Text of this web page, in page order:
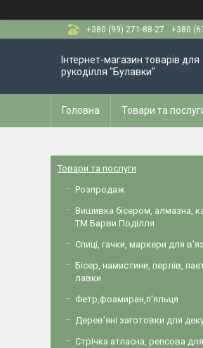
+380 (99) 271-88-27
+380
Інтернет-магазин товарів для
рукоділля "Булавки"
Головна Товари та
Товари та послуги
Розпродаж
Вишивка бісером, алмазна,
ТМ Барви Поділля
Спиці, гачки, маркери для
Бісер, намистини, перлів,
лавки
Фетр,фоамиран,п'яльця
Дерев’яні заготовки для
Стрічка атласна, репсова для